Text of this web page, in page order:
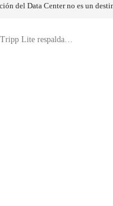
por semiconductores
Tripp Lite respalda…